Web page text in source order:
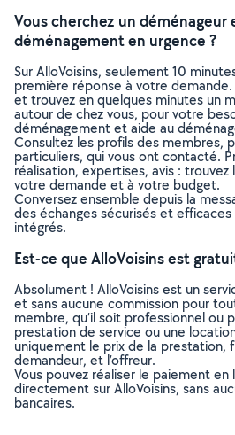
Vous cherchez un déménageur
déménagement en urgence ?
Sur AlloVoisins, seulement 10
première réponse à votre
et trouvez en quelques minutes un
autour de chez vous, pour votre
déménagement et aide au
Consultez les profils des membres,
particuliers, qui vous ont contacté.
réalisation, expertises, avis :
votre demande et à votre budget.
Conversez ensemble depuis la
des échanges sécurisés et
intégrés.
Est-ce que AlloVoisins est
Absolument ! AlloVoisins est un
et sans aucune commission pour
membre, qu’il soit professionnel ou
prestation de service ou une
uniquement le prix de la prestation,
demandeur, et l’offreur.
Vous pouvez réaliser le paiement
directement sur AlloVoisins, sans
bancaires.